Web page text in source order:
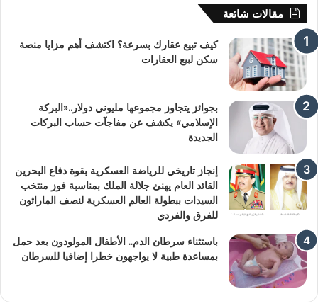
مقالات شائعة
كيف تبيع عقارك بسرعة؟ اكتشف أهم مزايا منصة
سكن لبيع العقارات
بجوائز يتجاوز مجموعها مليوني دولار..«البركة
الإسلامي» يكشف عن مفاجآت حساب البركات
الجديدة
إنجاز تاريخي للرياضة العسكرية بقوة دفاع البحرين
القائد العام يهنئ جلالة الملك بمناسبة فوز منتخب
السيدات ببطولة العالم العسكرية لنصف الماراثون
للفرق والفردي
باستثناء سرطان الدم.. الأطفال المولودون بعد حمل
بمساعدة طبية لا يواجهون خطرا إضافيا للسرطان